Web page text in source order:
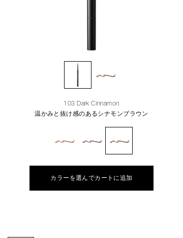
103 Dark Cinnamon
温かみと抜け感のあるシナモンブラウン
カラーを選んでカートに追加